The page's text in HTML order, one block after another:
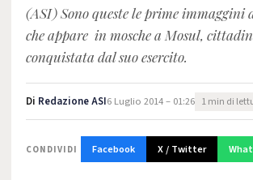
(ASI) Sono queste le prime immaggini
che appare in mosche a Mosul,
conquistata dal suo esercito.
Di Redazione ASI6 Luglio 2014 – 01:26 1 min di
CONDIVIDI Facebook X / Twitter